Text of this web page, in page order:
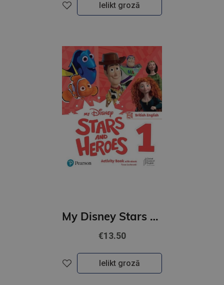
Ielikt grozā
My Disney Stars and Heroes British Edition Level 1 Activity Book with eBook
€13.50
Ielikt grozā